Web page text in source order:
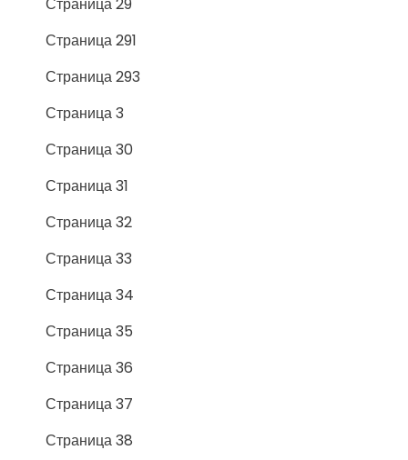
Страница 291
Страница 293
Страница 3
Страница 30
Страница 31
Страница 32
Страница 33
Страница 34
Страница 35
Страница 36
Страница 37
Страница 38